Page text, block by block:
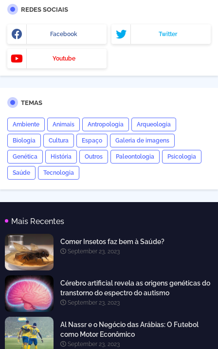
REDES SOCIAIS
Facebook Twitter
Youtube
TEMAS
Ambiente Animais Antropologia Arqueologia
Biologia Cultura Espaço Galeria de imagens
Genética História Outros Paleontologia Psicologia
Saúde Tecnologia
Mais Recentes
Comer Insetos faz bem à Saúde?
September 23, 2023
Cérebro artificial revela as origens genéticas do
transtorno do espectro do autismo
September 23, 2023
Al Nassr e o Negócio das Arábias: O Futebol
como Motor Econômico
September 23, 2023